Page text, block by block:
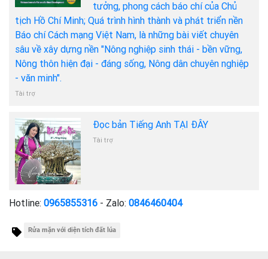
tưởng, phong cách báo chí của Chủ
tịch Hồ Chí Minh; Quá trình hình thành và phát triển nền
Báo chí Cách mạng Việt Nam, là những bài viết chuyên
sâu về xây dựng nền "Nông nghiệp sinh thái - bền vững,
Nông thôn hiện đại - đáng sống, Nông dân chuyên nghiệp
- văn minh".
Tài trợ
Đọc bản Tiếng Anh TẠI ĐÂY
Tài trợ
Hotline: 0965855316 - Zalo: 0846460404
Rửa mặn với diện tích đất lúa